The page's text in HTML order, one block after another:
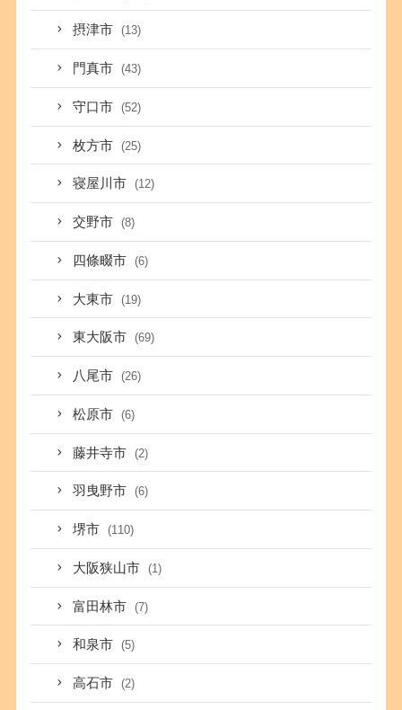
摂津市 (13)
門真市 (43)
守口市 (52)
枚方市 (25)
寝屋川市 (12)
交野市 (8)
四條畷市 (6)
大東市 (19)
東大阪市 (69)
八尾市 (26)
松原市 (6)
藤井寺市 (2)
羽曳野市 (6)
堺市 (110)
大阪狭山市 (1)
富田林市 (7)
和泉市 (5)
高石市 (2)